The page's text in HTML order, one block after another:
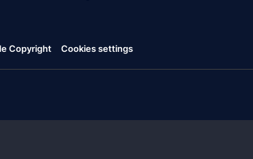
Copyright Cookies settings